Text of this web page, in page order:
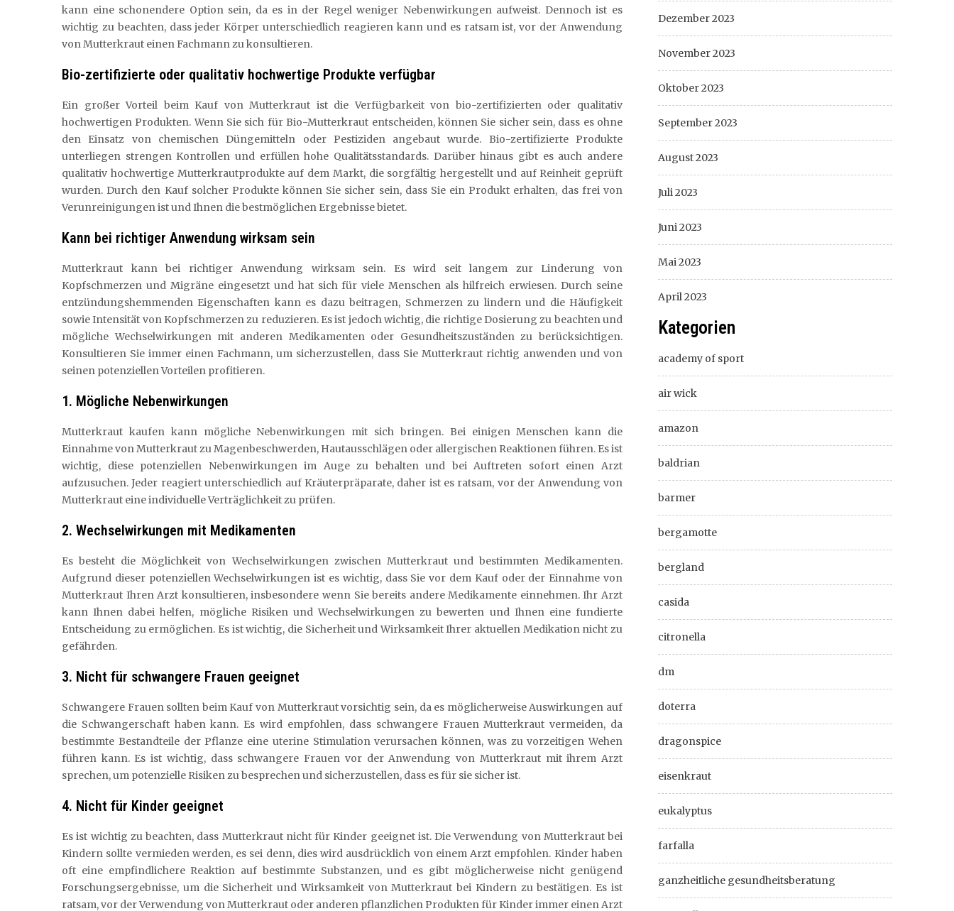
kann eine schonendere Option sein, da es in der Regel weniger Nebenwirkungen aufweist. Dennoch ist es
wichtig zu beachten, dass jeder Körper unterschiedlich reagieren kann und es ratsam ist, vor der Anwendung
von Mutterkraut einen Fachmann zu konsultieren.
Bio-zertifizierte oder qualitativ hochwertige Produkte verfügbar
Ein großer Vorteil beim Kauf von Mutterkraut ist die Verfügbarkeit von bio-zertifizierten oder qualitativ
hochwertigen Produkten. Wenn Sie sich für Bio-Mutterkraut entscheiden, können Sie sicher sein, dass es ohne
den Einsatz von chemischen Düngemitteln oder Pestiziden angebaut wurde. Bio-zertifizierte Produkte
unterliegen strengen Kontrollen und erfüllen hohe Qualitätsstandards. Darüber hinaus gibt es auch andere
qualitativ hochwertige Mutterkrautprodukte auf dem Markt, die sorgfältig hergestellt und auf Reinheit geprüft
wurden. Durch den Kauf solcher Produkte können Sie sicher sein, dass Sie ein Produkt erhalten, das frei von
Verunreinigungen ist und Ihnen die bestmöglichen Ergebnisse bietet.
Kann bei richtiger Anwendung wirksam sein
Mutterkraut kann bei richtiger Anwendung wirksam sein. Es wird seit langem zur Linderung von
Kopfschmerzen und Migräne eingesetzt und hat sich für viele Menschen als hilfreich erwiesen. Durch seine
entzündungshemmenden Eigenschaften kann es dazu beitragen, Schmerzen zu lindern und die Häufigkeit
sowie Intensität von Kopfschmerzen zu reduzieren. Es ist jedoch wichtig, die richtige Dosierung zu beachten und
mögliche Wechselwirkungen mit anderen Medikamenten oder Gesundheitszuständen zu berücksichtigen.
Konsultieren Sie immer einen Fachmann, um sicherzustellen, dass Sie Mutterkraut richtig anwenden und von
seinen potenziellen Vorteilen profitieren.
1. Mögliche Nebenwirkungen
Mutterkraut kaufen kann mögliche Nebenwirkungen mit sich bringen. Bei einigen Menschen kann die
Einnahme von Mutterkraut zu Magenbeschwerden, Hautausschlägen oder allergischen Reaktionen führen. Es ist
wichtig, diese potenziellen Nebenwirkungen im Auge zu behalten und bei Auftreten sofort einen Arzt
aufzusuchen. Jeder reagiert unterschiedlich auf Kräuterpräparate, daher ist es ratsam, vor der Anwendung von
Mutterkraut eine individuelle Verträglichkeit zu prüfen.
2. Wechselwirkungen mit Medikamenten
Es besteht die Möglichkeit von Wechselwirkungen zwischen Mutterkraut und bestimmten Medikamenten.
Aufgrund dieser potenziellen Wechselwirkungen ist es wichtig, dass Sie vor dem Kauf oder der Einnahme von
Mutterkraut Ihren Arzt konsultieren, insbesondere wenn Sie bereits andere Medikamente einnehmen. Ihr Arzt
kann Ihnen dabei helfen, mögliche Risiken und Wechselwirkungen zu bewerten und Ihnen eine fundierte
Entscheidung zu ermöglichen. Es ist wichtig, die Sicherheit und Wirksamkeit Ihrer aktuellen Medikation nicht zu
gefährden.
3. Nicht für schwangere Frauen geeignet
Schwangere Frauen sollten beim Kauf von Mutterkraut vorsichtig sein, da es möglicherweise Auswirkungen auf
die Schwangerschaft haben kann. Es wird empfohlen, dass schwangere Frauen Mutterkraut vermeiden, da
bestimmte Bestandteile der Pflanze eine uterine Stimulation verursachen können, was zu vorzeitigen Wehen
führen kann. Es ist wichtig, dass schwangere Frauen vor der Anwendung von Mutterkraut mit ihrem Arzt
sprechen, um potenzielle Risiken zu besprechen und sicherzustellen, dass es für sie sicher ist.
4. Nicht für Kinder geeignet
Es ist wichtig zu beachten, dass Mutterkraut nicht für Kinder geeignet ist. Die Verwendung von Mutterkraut bei
Kindern sollte vermieden werden, es sei denn, dies wird ausdrücklich von einem Arzt empfohlen. Kinder haben
oft eine empfindlichere Reaktion auf bestimmte Substanzen, und es gibt möglicherweise nicht genügend
Forschungsergebnisse, um die Sicherheit und Wirksamkeit von Mutterkraut bei Kindern zu bestätigen. Es ist
ratsam, vor der Verwendung von Mutterkraut oder anderen pflanzlichen Produkten für Kinder immer einen Arzt
Dezember 2023
November 2023
Oktober 2023
September 2023
August 2023
Juli 2023
Juni 2023
Mai 2023
April 2023
Kategorien
academy of sport
air wick
amazon
baldrian
barmer
bergamotte
bergland
casida
citronella
dm
doterra
dragonspice
eisenkraut
eukalyptus
farfalla
ganzheitliche gesundheitsberatung